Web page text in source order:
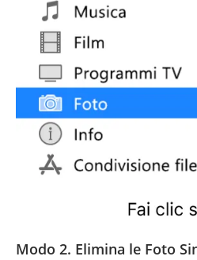
Modo 2. Elimina le Foto